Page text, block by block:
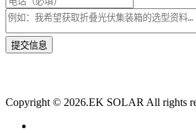
Copyright © 2026.EK SOLAR All rights